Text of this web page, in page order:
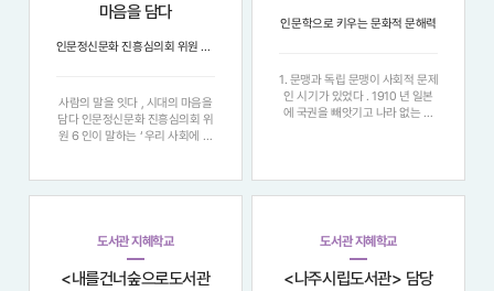
마음을 담다
인문정신문화 진흥심의회 위원 6인이 말하는 ‘우리 사회에 인문이 필요한 이유’
사람의 말을 잇다 , 시대의 마음을
담다 인문정신문화 진흥심의회 위
원 6 인이 말하는 ‘ 우리 사회에 인
어 , 어떻게 사람에게 닿을 것인가
인문학으로 키우는 문화적 문해력
1. 문맹과 독립 문맹이 사회적 문제
인 시기가 있었다 . 1910 년 일본
에 국권을 빼앗기고 나라 없는 국
보이지 않는다 . 4. 문화적 문해력
과 인문학 의사소통의 궁극적 목적
도서관 지혜학교
<내를건너숲으로도서관
도서관 지혜학교
<나주시립도서관> 담당